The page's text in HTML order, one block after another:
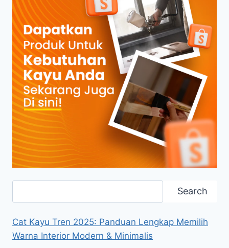
Search
Cat Kayu Tren 2025: Panduan Lengkap Memilih
Warna Interior Modern & Minimalis